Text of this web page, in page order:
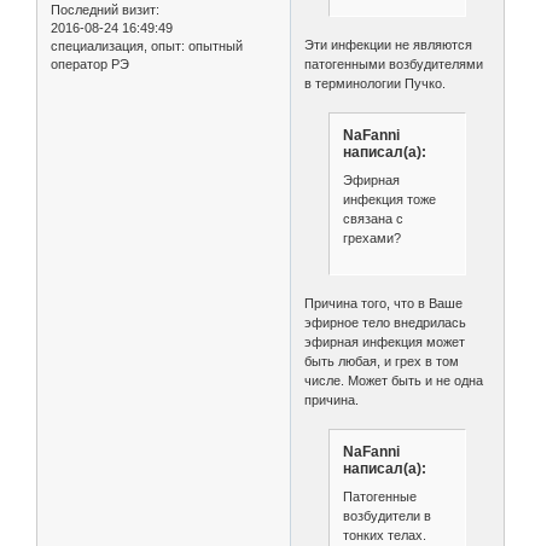
Последний визит:
2016-08-24 16:49:49
специализация, опыт: опытный
оператор РЭ
Эти инфекции не являются
патогенными возбудителями
в терминологии Пучко.
NaFanni
написал(а):
Эфирная
инфекция тоже
связана с
грехами?
Причина того, что в Ваше
эфирное тело внедрилась
эфирная инфекция может
быть любая, и грех в том
числе. Может быть и не одна
причина.
NaFanni
написал(а):
Патогенные
возбудители в
тонких телах.